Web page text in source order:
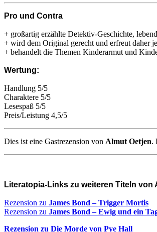
Pro und Contra
+ großartig erzählte Detektiv-Geschichte,
+ wird dem Original gerecht und erfreut daher
+ behandelt die Themen Kinderarmut und
Wertung:
Handlung 5/5
Charaktere 5/5
Lesespaß 5/5
Preis/Leistung 4,5/5
Dies ist eine Gastrezension von Almut Oetjen.
Literatopia-Links zu weiteren Titeln von
Rezension zu James Bond – Trigger Mortis
Rezension zu James Bond – Ewig und ein
Rezension zu Die Morde von Pye Hall